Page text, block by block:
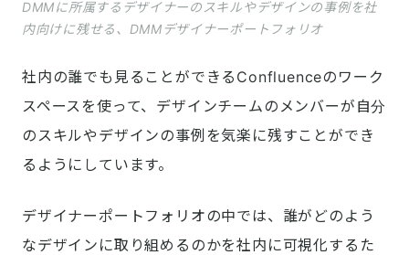
DMMに所属するデザイナーのスキルやデザインの事例を社
内向けに残せる、DMMデザイナーポートフォリオ
社内の誰でも見ることができるConfluenceのワーク
スペースを使って、デザインチームのメンバーが自分
のスキルやデザインの事例を気楽に残すことができ
るようにしています。
デザイナーポートフォリオの中では、誰がどのよう
なデザインに取り組めるのかを社内に可視化するた